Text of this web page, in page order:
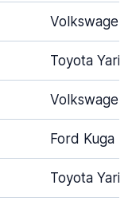
Volkswagen
Toyota Yaris
Volkswagen
Ford Kuga
Toyota Yaris